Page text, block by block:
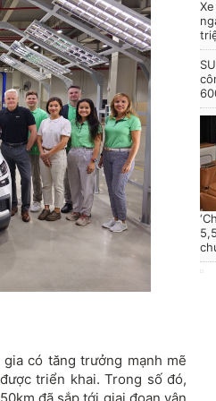
có tăng trưởng mạnh mẽ
triển khai. Trong số đó,